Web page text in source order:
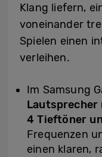
Klang liefern,
voneinander
Spielen einen
verleihen.
Im Samsung
Lautsprecher
4 Tieftöner
Frequenzen
einen klaren,